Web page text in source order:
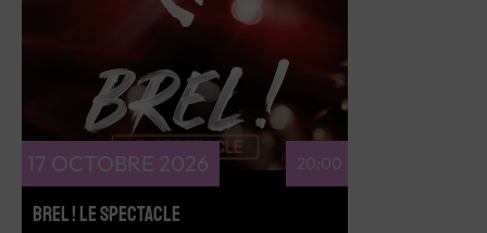
RÉSERVEZ
17 OCTOBRE 2026 20:00
BREL ! LE SPECTACLE